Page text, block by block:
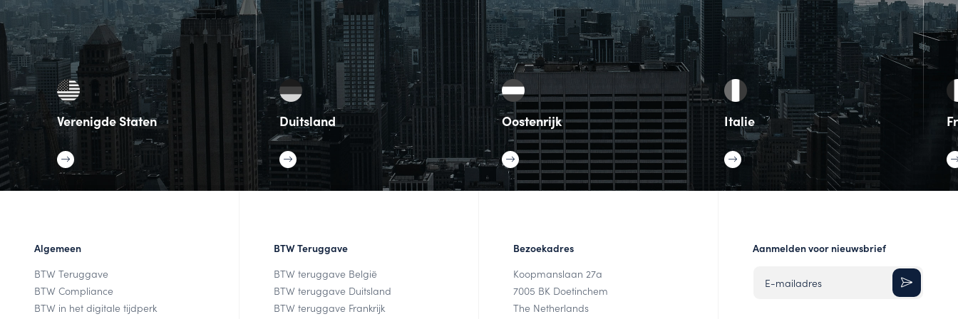
Verenigde Staten Duitsland Oostenrijk Italie
Algemeen
BTW Teruggave
BTW Compliance
BTW in het digitale tijdperk
BTW Teruggave
BTW teruggave België
BTW teruggave Duitsland
BTW teruggave Frankrijk
Bezoekadres
Koopmanslaan 27a
7005 BK Doetinchem
The Netherlands
Aanmelden voor nieuwsbrief
E-mailadres